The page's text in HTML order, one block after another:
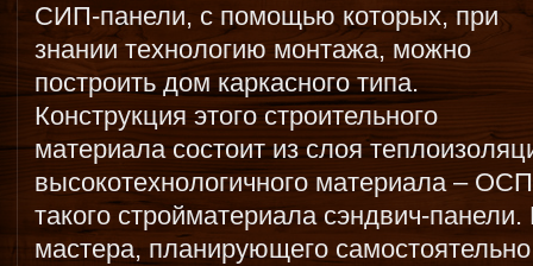
СИП-панели, с помощью которых, при
знании технологию монтажа, можно
построить дом каркасного типа.
Конструкция этого строительного
материала состоит из слоя
высокотехнологичного материала –
такого стройматериала сэндвич-
мастера, планирующего